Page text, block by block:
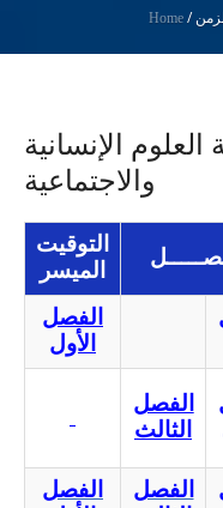
Home /
الإنسانية
والاجتماعية
التوقيت
الميسر
الفصل
الأول
الفصل
الثالث
الفصل
الفصل